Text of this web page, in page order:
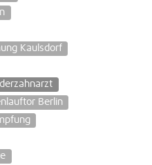
Kaulsdorf
Berlin